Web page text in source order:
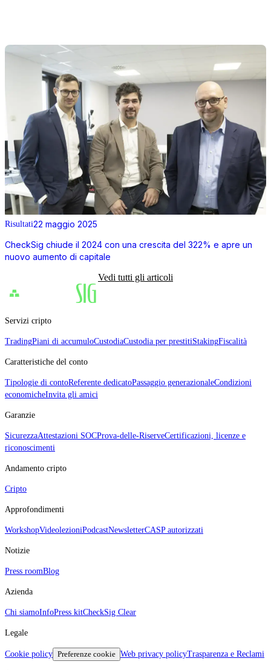
Risultati22 maggio 2025
CheckSig chiude il 2024 con una crescita del 322% e apre un
nuovo aumento di capitale
Vedi tutti gli articoli
Servizi cripto
TradingPiani di accumuloCustodiaCustodia per prestitiStakingFiscalità
Caratteristiche del conto
Tipologie di contoReferente dedicatoPassaggio generazionaleCondizioni
economicheInvita gli amici
Garanzie
SicurezzaAttestazioni SOCProva‑delle‑RiserveCertificazioni, licenze e
riconoscimenti
Andamento cripto
Cripto
Approfondimenti
WorkshopVideolezioniPodcastNewsletterCASP autorizzati
Notizie
Press roomBlog
Azienda
Chi siamoInfoPress kitCheckSig Clear
Legale
Cookie policy Preferenze cookie Web privacy policyTrasparenza e Reclami